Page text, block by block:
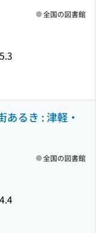
全国の図書館
あるき : 津軽・
全国の図書館